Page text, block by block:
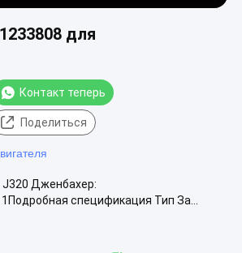
для
Контакт теперь
Поделиться
J320 Дженбахер:
спецификация Тип За...